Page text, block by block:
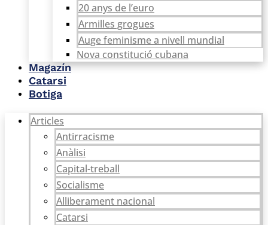
20 anys de l’euro
Armilles grogues
Auge feminisme a nivell mundial
Nova constitució cubana
Magazín
Catarsi
Botiga
Articles
Antirracisme
Anàlisi
Capital-treball
Socialisme
Alliberament nacional
Catarsi